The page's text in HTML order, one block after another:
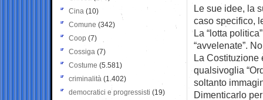
Le sue idee, la
caso specifico,
La “lotta
“avvelenate”.
La Costituzione
qualsivoglia
soltanto
Dimenticarlo
Cina (10)
Comune (342)
Coop (7)
Cossiga (7)
Costume (5.581)
criminalità (1.402)
democratici e progressisti (19)